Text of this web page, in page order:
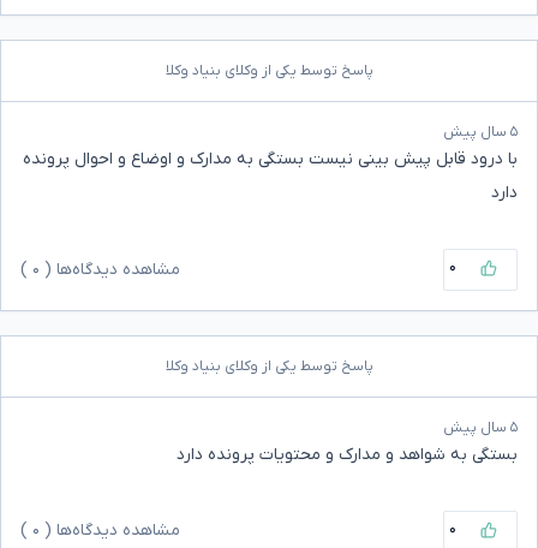
پاسخ توسط یکی از وکلای بنیاد وکلا
۵ سال پیش
با درود قابل پیش بینی نیست بستگی به مدارک و اوضاع و احوال پرونده
دارد
۰ مشاهده دیدگاه‌ها ( ۰
پاسخ توسط یکی از وکلای بنیاد وکلا
۵ سال پیش
بستگی به شواهد و مدارک و محتویات پرونده دارد
۰ مشاهده دیدگاه‌ها ( ۰